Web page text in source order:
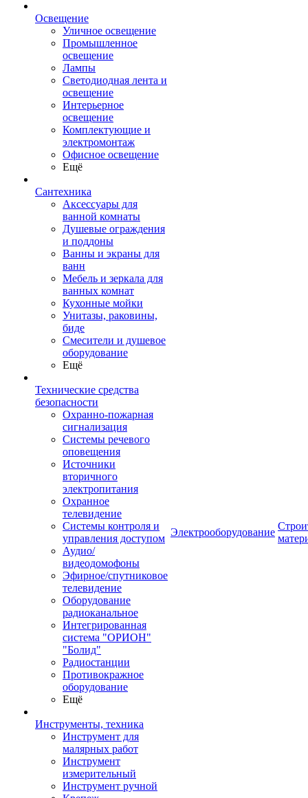
Освещение
Уличное освещение
Промышленное
освещение
Лампы
Светодиодная лента и
освещение
Интерьерное
освещение
Комплектующие и
электромонтаж
Офисное освещение
Ещё
Сантехника
Аксессуары для
ванной комнаты
Душевые ограждения
и поддоны
Ванны и экраны для
ванн
Мебель и зеркала для
ванных комнат
Кухонные мойки
Унитазы, раковины,
биде
Смесители и душевое
оборудование
Ещё
Технические средства
безопасности
Охранно-пожарная
сигнализация
Системы речевого
оповещения
Источники
вторичного
электропитания
Охранное
телевидение
Системы контроля и
управления доступом
Аудио/
видеодомофоны
Эфирное/спутниковое
телевидение
Оборудование
радиоканальное
Интегрированная
система "ОРИОН"
"Болид"
Радиостанции
Противокражное
оборудование
Ещё
Инструменты, техника
Инструмент для
малярных работ
Инструмент
измерительный
Инструмент ручной
Электрооборудование